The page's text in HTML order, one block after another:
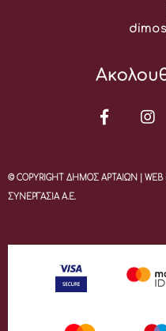
Email:
© COPYRIGHT ΔΗΜΟΣ ΑΡΤΑΙΩΝ | WEB
ΣΥΝΕΡΓΑΣΙΑ Α.Ε.